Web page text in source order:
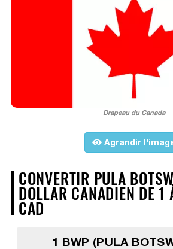
Drapeau du Canada
Agrandir
CONVERTIR PULA
DOLLAR CANADIEN DE
CAD
1 BWP (PULA